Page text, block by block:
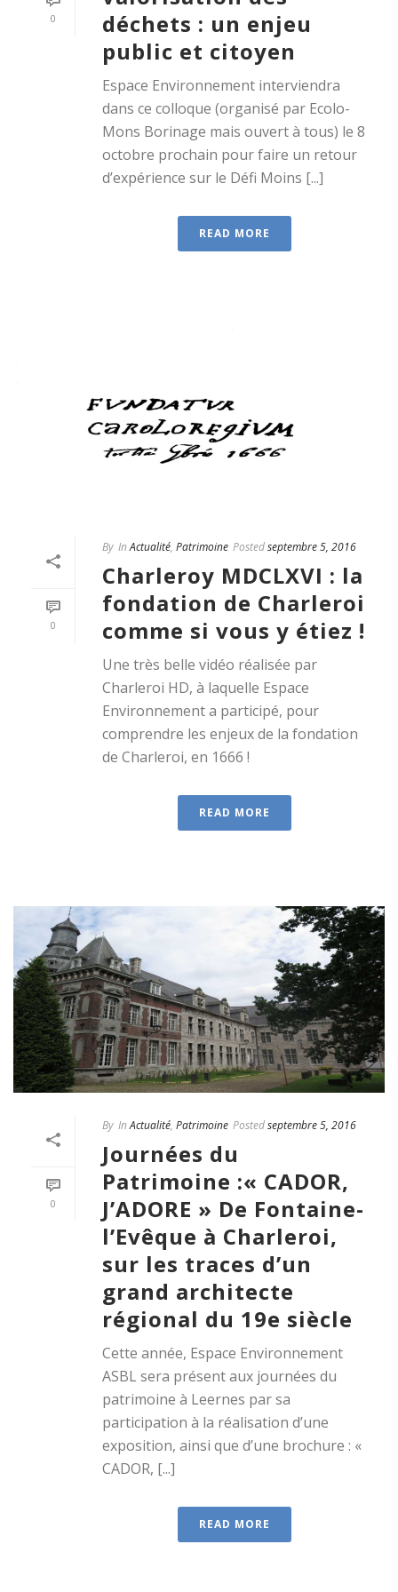
0
déchets : un enjeu
public et citoyen
Espace Environnement interviendra
dans ce colloque (organisé par Ecolo-
Mons Borinage mais ouvert à tous) le 8
octobre prochain pour faire un retour
d’expérience sur le Défi Moins [...]
READ MORE
0
By In Actualité, Patrimoine Postedseptembre 5, 2016
Charleroy MDCLXVI : la
fondation de Charleroi
comme si vous y étiez !
Une très belle vidéo réalisée par
Charleroi HD, à laquelle Espace
Environnement a participé, pour
comprendre les enjeux de la fondation
de Charleroi, en 1666 !
READ MORE
0
By In Actualité, Patrimoine Postedseptembre 5, 2016
Journées du
Patrimoine :« CADOR,
J’ADORE » De Fontaine-
l’Evêque à Charleroi,
sur les traces d’un
grand architecte
régional du 19e siècle
Cette année, Espace Environnement
ASBL sera présent aux journées du
patrimoine à Leernes par sa
participation à la réalisation d’une
exposition, ainsi que d’une brochure : «
CADOR, [...]
READ MORE